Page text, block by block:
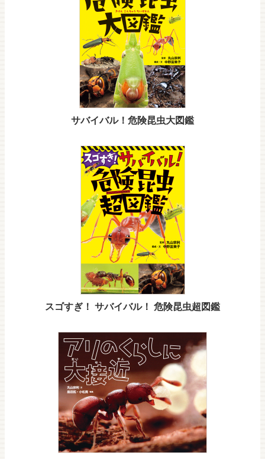
サバイバル！危険昆虫大図鑑
スゴすぎ！ サバイバル！ 危険昆虫超図鑑